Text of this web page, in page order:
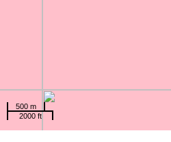
500 m
2000 ft